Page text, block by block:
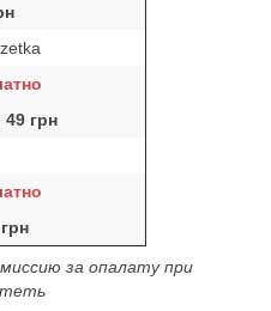
49 грн
за опалату при